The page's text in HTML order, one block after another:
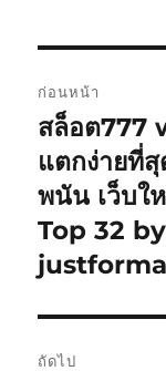
เรื่อง
ก่อนหน้า
เรื่อง
ก่อน
หน้า:
สล็อต777
แตกง่ายที่
พนัน เว็บใ
Top 32
ถัดไป